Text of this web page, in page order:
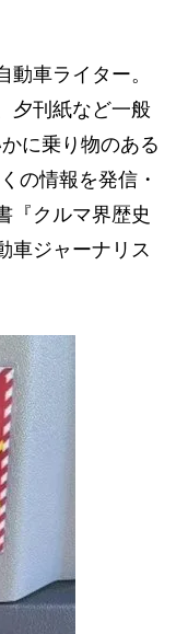
車ライター。
夕刊紙など一般
に乗り物のある
の情報を発信・
『クルマ界歴史
車ジャーナリス